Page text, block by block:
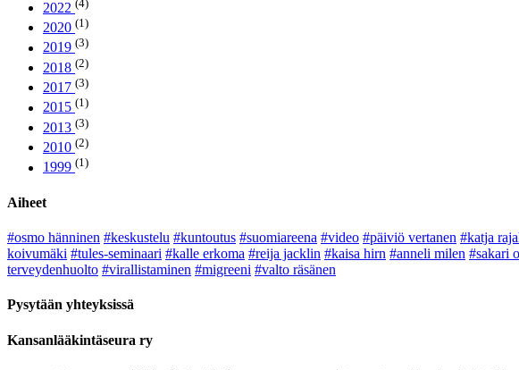
2022 (4)
2020 (1)
2019 (3)
2018 (2)
2017 (3)
2015 (1)
2013 (3)
2010 (2)
1999 (1)
Aiheet
#osmo hänninen #keskustelu #kuntoutus #suomiareena #video #päiviö vertanen #katja
koivumäki #tules-seminaari #kalle erkoma #reija jacklin #kaisa hirn #anneli milen #sakari
terveydenhuolto #virallistaminen #migreeni #valto räsänen
Pysytään yhteyksissä
Kansanlääkintäseura ry